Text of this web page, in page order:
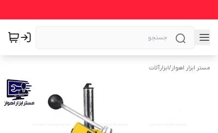
مستر ابزار اهواز/ابزارآلات